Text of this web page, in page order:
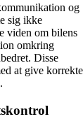
og
sig ikke
viden om bilens
omkring
Disse
at give korrekte